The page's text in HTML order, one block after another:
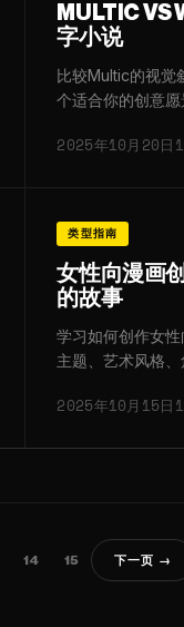
MULTIC VS
字小说
比较Multic的视觉
个适合你的创意愿
2025年10月20日
类型指南
女性向漫画
的故事
学习如何创作女
主题、艺术风格、
2025年10月15日
14 15 下一页 →